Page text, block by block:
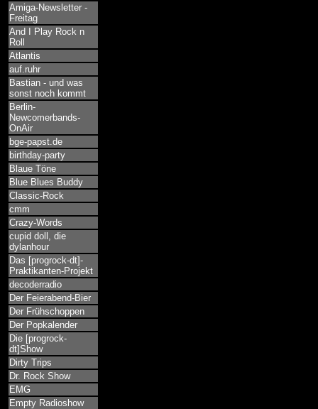
Amiga-Newsletter -
Freitag
And I Play Rock n
Roll
Atlantis
auf.ruhr
Bastian - und was
sonst noch kommt
Berlin-
Newcomerbands-
OnAir
bge-papst.de
birthday-party
Blaue Töne
Blue Blues Buddy
Classic-Rock
cmm
Crazy-Words
cupid doll, die
dylanhour
Das [progrock-dt]-
Praktikanten-Projekt
decoderradio
Der Feierabend-Bier
Der Frühschoppen
Der Popkalender
Die [progrock-
dt]Show
Dirty Trips
Dr. Rock Show
EMG
Empty Radioshow